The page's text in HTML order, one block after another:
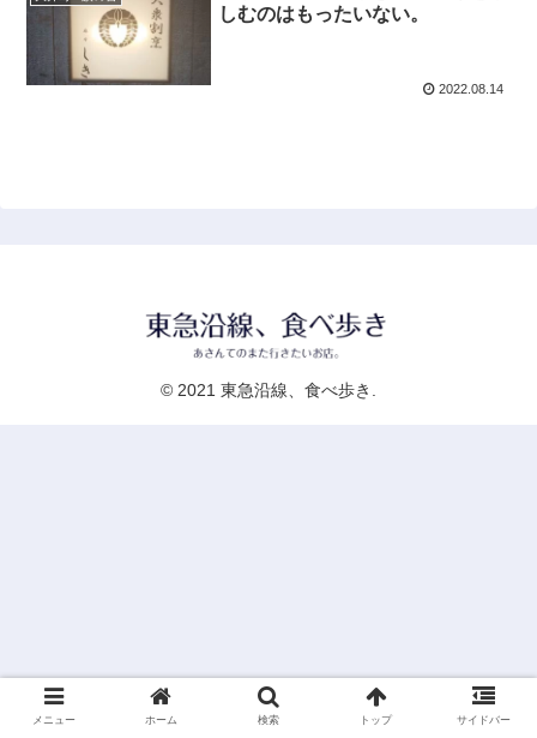
しむのはもったいない。
2022.08.14
© 2021 東急沿線、食べ歩き.
メニュー ホーム 検索 トップ サイドバー